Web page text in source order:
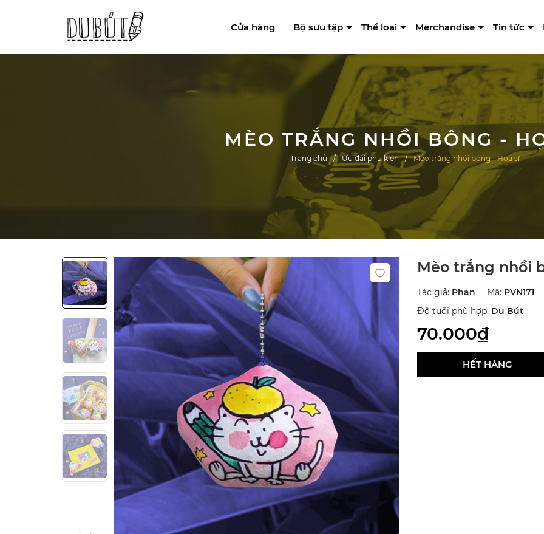
Cửa hàng Bộ sưu tập Thể loại Merchandise Tin tức
MÈO TRẮNG NHỒI BÔNG -
Trang chủ Ưu đãi phụ kiện Mèo trắng nhồi bông - Họa sĩ
Mèo trắng nhồi
Tác giả: Phan Mã: PVN171
Độ tuổi phù hợp: Du Bút
70.000₫
HẾT HÀNG